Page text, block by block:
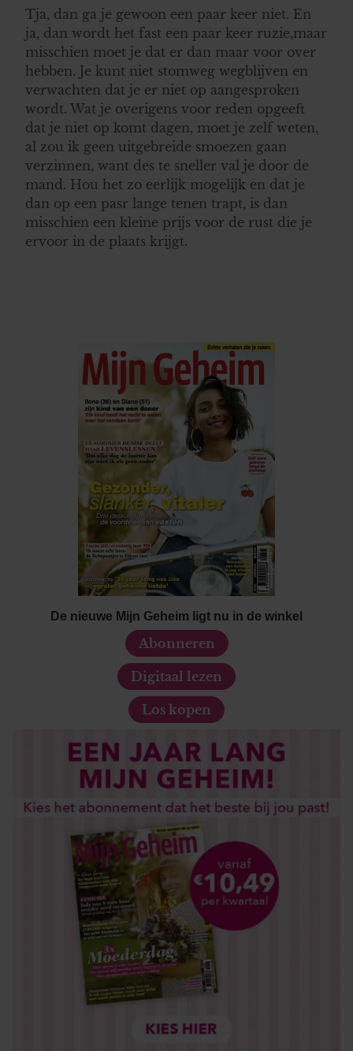
Tja, dan ga je gewoon een paar keer niet. En
ja, dan wordt het fast een paar keer ruzie,maar
misschien moet je dat er dan maar voor over
hebben. Je kunt niet stomweg wegblijven en
verwachten dat je er niet op aangesproken
wordt. Wat je overigens voor reden opgeeft
dat je niet op komt dagen, moet je zelf weten,
al zou ik geen uitgebreide smoezen gaan
verzinnen, want des te sneller val je door de
mand. Hou het zo eerlijk mogelijk en dat je
dan op een pasr lange tenen trapt, is dan
misschien een kleine prijs voor de rust die je
ervoor in de plaats krijgt.
De nieuwe Mijn Geheim ligt nu in de winkel
Abonneren
Digitaal lezen
Los kopen